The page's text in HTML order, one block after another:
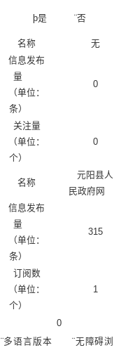
þ是 ¨否
名称
无
信息发布
量
（单位：
条）
0
关注量
（单位：
个）
0
名称
元阳县人
民政府网
信息发布
量
（单位：
条）
315
订阅数
（单位：
个）
1
0
¨多语言版本 ¨无障碍浏